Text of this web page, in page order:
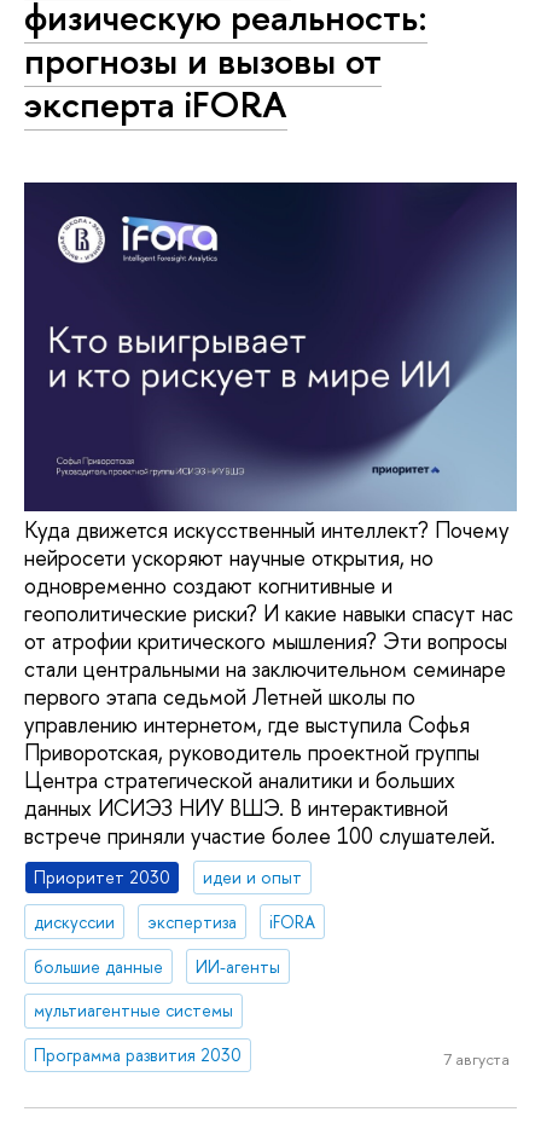
физическую реальность:
прогнозы и вызовы от
эксперта iFORA
Куда движется искусственный интеллект? Почему
нейросети ускоряют научные открытия, но
одновременно создают когнитивные и
геополитические риски? И какие навыки спасут нас
от атрофии критического мышления? Эти вопросы
стали центральными на заключительном семинаре
первого этапа седьмой Летней школы по
управлению интернетом, где выступила Софья
Приворотская, руководитель проектной группы
Центра стратегической аналитики и больших
данных ИСИЭЗ НИУ ВШЭ. В интерактивной
встрече приняли участие более 100 слушателей.
Приоритет 2030
идеи и опыт
дискуссии
экспертиза
iFORA
большие данные
ИИ-агенты
мультиагентные системы
Программа развития 2030
7 августа